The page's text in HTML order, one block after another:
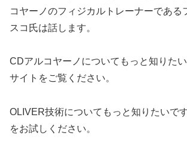
コヤーノのフィジカルトレーナーである
スコ氏は話します。
CDアルコヤーノについてもっと知りた
サイトをご覧ください。
OLIVER技術についてもっと知りたいで
をお試しください。